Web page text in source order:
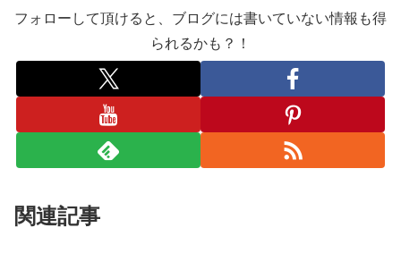
フォローして頂けると、ブログには書いていない情報も得
られるかも？！
関連記事